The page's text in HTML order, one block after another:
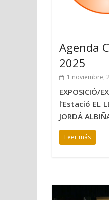
Agenda
2025
1 noviembre,
EXPOSICIÓ/
l’Estació EL
JORDÁ
Leer más